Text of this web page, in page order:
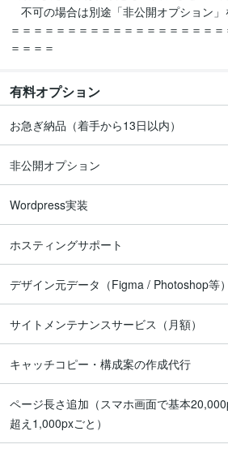
不可の場合は別途「非公開オプション」
＝＝＝＝＝＝＝＝＝＝＝＝＝＝＝＝＝＝
＝＝＝＝
有料オプション
お急ぎ納品（着手から13日以内）
非公開オプション
Wordpress実装
ホスティングサポート
デザイン元データ（Figma / Photoshop等
サイトメンテナンスサービス（月額）
キャッチコピー・構成案の作成代行
ページ長さ追加（スマホ画面で基本
超え1,000pxごと）